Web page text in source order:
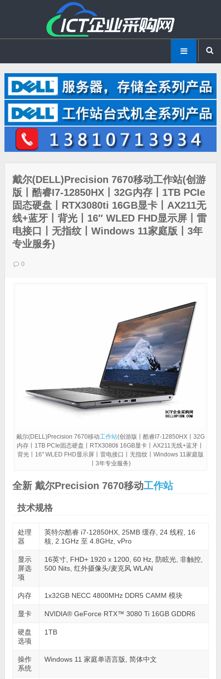
戴尔(DELL)Precision 7670移动工作站(创游
版丨酷睿I7-12850HX丨32G内存丨1TB PCIe
固态硬盘丨RTX3080ti 16GB显卡丨AX211无
线+蓝牙丨背光丨16″ WLED FHD显示屏丨雷
电接口丨无指纹丨Windows 11家庭版丨3年
专业服务)
0
戴尔(DELL)Precision 7670移动工作站(创游版丨酷睿I7-12850HX丨32G
内存丨1TB PCIe固态硬盘丨RTX3080ti 16GB显卡丨AX211无线+蓝牙丨
背光丨16" WLED FHD显示屏丨雷电接口丨无指纹丨Windows 11家庭版
丨3年专业服务)
全新 戴尔Precision 7670移动工作站
技术规格
处理
器
英特尔酷睿 i7-12850HX, 25MB 缓存, 24 线程, 16
核, 2.1GHz 至 4.8GHz, vPro
显示
屏选
项
16英寸, FHD+ 1920 x 1200, 60 Hz, 防眩光, 非触控,
500 Nits, 红外摄像头/麦克风 WLAN
内存 1x32GB NECC 4800MHz DDR5 CAMM 模块
显卡 NVIDIA® GeForce RTX™ 3080 Ti 16GB GDDR6
硬盘
选项
1TB
操作
系统
Windows 11 家庭单语言版, 简体中文